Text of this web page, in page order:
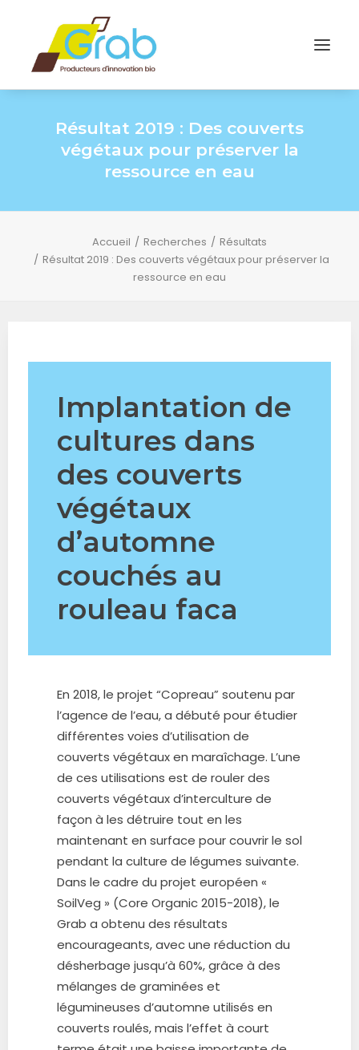
Résultat 2019 : Des couverts
végétaux pour préserver la
ressource en eau
Accueil Recherches
Résultats
Résultat 2019 : Des couverts végétaux pour préserver la
ressource en eau
Implantation de
cultures dans
des couverts
végétaux
d’automne
couchés au
rouleau faca
En 2018, le projet “Copreau” soutenu par
l’agence de l’eau, a débuté pour étudier
différentes voies d’utilisation de
couverts végétaux en maraîchage. L’une
de ces utilisations est de rouler des
couverts végétaux d’interculture de
façon à les détruire tout en les
maintenant en surface pour couvrir le sol
pendant la culture de légumes suivante.
Dans le cadre du projet européen «
SoilVeg » (Core Organic 2015-2018), le
Grab a obtenu des résultats
encourageants, avec une réduction du
désherbage jusqu’à 60%, grâce à des
mélanges de graminées et
légumineuses d’automne utilisés en
couverts roulés, mais l’effet à court